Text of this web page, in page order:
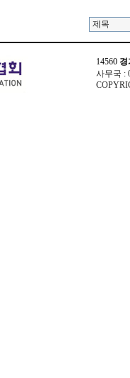
14560 경
사무국 :